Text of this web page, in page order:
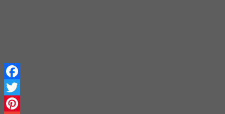
Facebook
Twitter